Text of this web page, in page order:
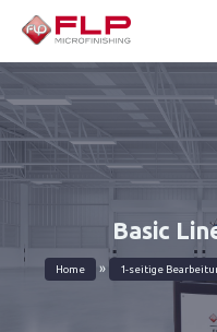
Basic
Home » 1-seitige